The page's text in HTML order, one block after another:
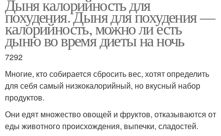
Дыня калорийность для
похудения. Дыня для похудения —
калорийность, можно ли есть
дыню во время диеты на ночь
7292
Многие, кто собирается сбросить вес, хотят определить
для себя самый низкокалорийный, но вкусный набор
продуктов.
Они едят множество овощей и фруктов, отказываются от
еды животного происхождения, выпечки, сладостей.